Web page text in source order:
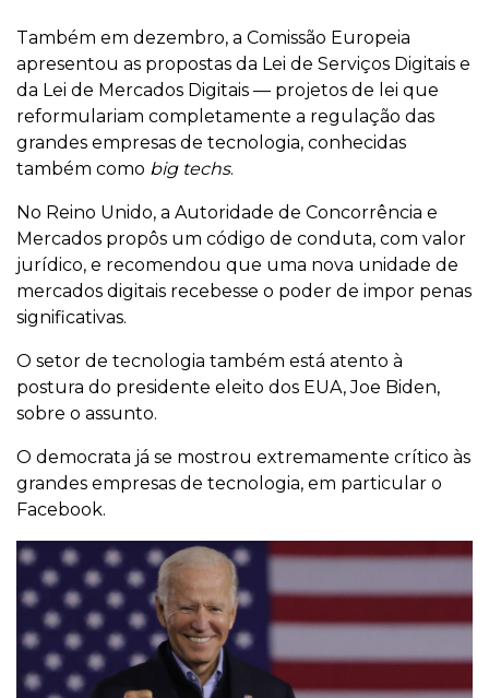
Também em dezembro, a Comissão Europeia
apresentou as propostas da Lei de Serviços Digitais e
da Lei de Mercados Digitais — projetos de lei que
reformulariam completamente a regulação das
grandes empresas de tecnologia, conhecidas
também como big techs.
No Reino Unido, a Autoridade de Concorrência e
Mercados propôs um código de conduta, com valor
jurídico, e recomendou que uma nova unidade de
mercados digitais recebesse o poder de impor penas
significativas.
O setor de tecnologia também está atento à
postura do presidente eleito dos EUA, Joe Biden,
sobre o assunto.
O democrata já se mostrou extremamente crítico às
grandes empresas de tecnologia, em particular o
Facebook.